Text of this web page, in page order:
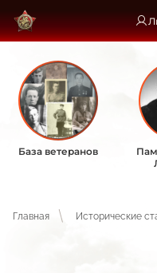
База ветеранов
Главная Исторические